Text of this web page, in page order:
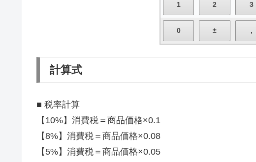
計算式
■ 税率計算
【10%】消費税＝商品価格×0.1
【8%】消費税＝商品価格×0.08
【5%】消費税＝商品価格×0.05